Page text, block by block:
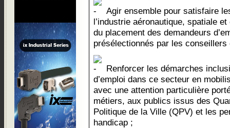
Agir ensemble pour satisfaire
l’industrie aéronautique, spatiale
du placement des demandeurs
présélectionnés par les
Renforcer les démarches
d’emploi dans ce secteur en
avec une attention particulière
métiers, aux publics issus des
Politique de la Ville (QPV) et les
handicap ;